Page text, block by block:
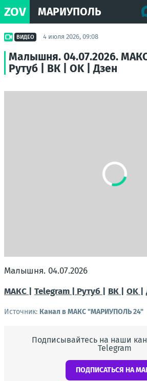
ZOV МАРИУПОЛЬ
ВИДЕО 4 июля 2026, 09:08
Малышня. 04.07.2026. МАКС
Рутуб | ВК | OK | Дзен
Малышня. 04.07.2026
МАКС |
Telegram | Рутуб | ВК | OK |
Источник: Канал в МАКС "МАРИУПОЛЬ 24"
Подписывайтесь на наши
Telegram
ПОДПИСАТЬСЯ НА